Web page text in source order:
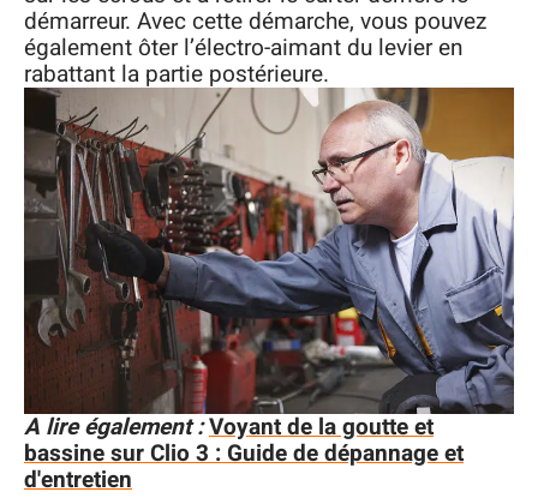
démarreur. Avec cette démarche, vous pouvez
également ôter l’électro-aimant du levier en
rabattant la partie postérieure.
A lire également :Voyant de la goutte et
bassine sur Clio 3 : Guide de dépannage et
d'entretien